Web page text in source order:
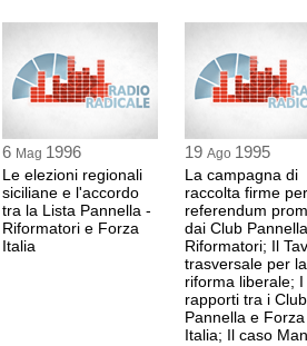
6 Mag 1996
Le elezioni regionali
siciliane e l'accordo
tra la Lista Pannella -
Riformatori e Forza
Italia
19 Ago 1995
La campagna di
raccolta firme
referendum
dai Club
Riformatori; Il
trasversale per la
riforma liberale; I
rapporti tra i Club
Pannella e Forza
Italia; Il caso